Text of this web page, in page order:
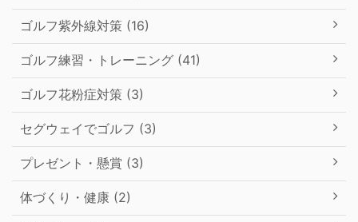
ゴルフ紫外線対策 (16)
ゴルフ練習・トレーニング (41)
ゴルフ花粉症対策 (3)
セグウェイでゴルフ (3)
プレゼント・懸賞 (3)
体づくり・健康 (2)